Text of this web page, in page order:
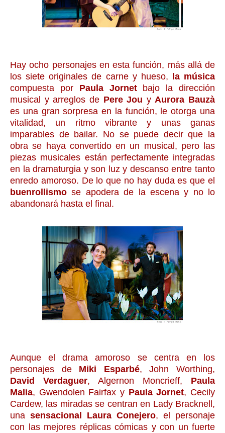
Hay ocho personajes en esta función, más allá de
los siete originales de carne y hueso,
la música
compuesta por Paula Jornetbajo la dirección
musical y arreglos de Pere Jou yAurora Bauzà
es una gran sorpresa en la función, le otorga una
vitalidad, un ritmo vibrante y unas ganas
imparables de bailar. No se puede decir que la
obra se haya convertido en un musical, pero las
piezas musicales están perfectamente integradas
en la dramaturgia y son luz y descanso entre tanto
enredo amoroso. De lo que no hay duda es que el
buenrollismo se apodera de la escena y no lo
abandonará hasta el final.
Aunque el drama amoroso se centra en los
personajes de Miki Esparbé, John Worthing,
David Verdaguer, Algernon Moncrieff, Paula
Malia, Gwendolen Fairfax y Paula Jornet, Cecily
Cardew, las miradas se centran en Lady Bracknell,
una sensacional Laura Conejero, el personaje
con las mejores réplicas cómicas y con un fuerte